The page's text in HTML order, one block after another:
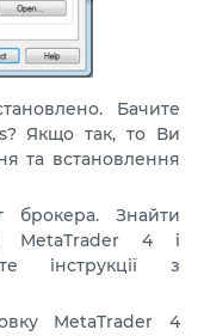
Бачите
Якщо так, то Ви
та встановлення
Знайти
MetaTrader 4 і
інструкції з
MetaTrader 4